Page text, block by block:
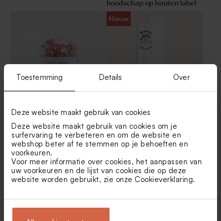
Toestemming Details Over
Deze website maakt gebruik van cookies
Deze website maakt gebruik van cookies om je
surfervaring te verbeteren en om de website en
webshop beter af te stemmen op je behoeften en
voorkeuren.
Voor meer informatie over cookies, het aanpassen van
uw voorkeuren en de lijst van cookies die op deze
website worden gebruikt, zie onze Cookieverklaring.
boodschap op houten label
Glazen stolpje met
droogbloemen en eigen tekst
- S
Nieuw
Gepersonaliseerde sokken
met stoere emoji en naam
maat 32-36